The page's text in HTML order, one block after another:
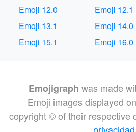
Emoji 12.0
Emoji 12.1
Emoji 13.1
Emoji 14.0
Emoji 15.1
Emoji 16.0
Emojigraph was made
Emoji images displayed
copyright © of their respective